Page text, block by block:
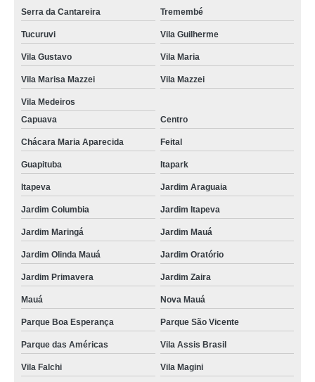
clínicas particular para fazer tomografia Vila Curuçá
clínica para tomografia abdome total com contraste Jaçanã
tomografia abdominal com contraste preço Jardim Oratório
tomografia abdominal com contraste preço Cachoeirinha
clínica para tomografia de coluna preço Jardim Itapeva
clínica para fazer tomografia preço Parque São Lucas
clínica para tomografia de abdome total em Sp Vila Guilherme
clínica para fazer tomografia barata Itapark
clínica particular para fazer tomografia barata Vila Augusta
clínica para realizar tomografia preço Invernada
tomografia abdominal com contraste em Sp Morro Grande
clínica para tomografia de abdome total preço Vila Barros
clínica para tomografia abdome total com contraste barata Vila Mazzei
clínica para tomografia de abdome total Itapark
Serra da Cantareira Tremembé
Tucuruvi Vila Guilherme
Vila Gustavo Vila Maria
Vila Marisa Mazzei Vila Mazzei
Vila Medeiros
Capuava
Centro
Chácara Maria Aparecida Feital
Guapituba Itapark
Itapeva Jardim Araguaia
Jardim Columbia Jardim Itapeva
Jardim Maringá Jardim Mauá
Jardim Olinda Mauá Jardim Oratório
Jardim Primavera Jardim Zaira
Mauá Nova Mauá
Parque Boa Esperança Parque São Vicente
Parque das Américas Vila Assis Brasil
Vila Falchi Vila Magini